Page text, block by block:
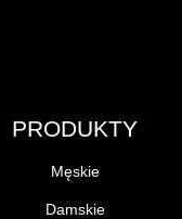
PRODUKTY
Męskie
Damskie